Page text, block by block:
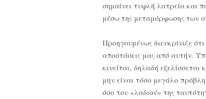
σημαίνει τυφλή λατρεία και
μέσω της μεταμόρφωσης των
Προηγουμένως διευκρίνιζε
αποστάσεις μας από αυτήν.
κινείται, δηλαδή
μην είναι τόσο μεγάλο
όσο του «λαδιού» της